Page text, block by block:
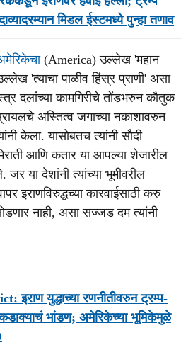
मिडल ईस्टमध्ये पुन्हा तणाव
(America) उल्लेख 'महान
'त्याचा पाळीव हिंस्र प्राणी' असा
दलांच्या कामगिरीचे तोंडभरुन कौतुक
अस्तित्व जगाच्या नकाशावरुन
केला. यासोबतच त्यांनी सौदी
आणि कतार या आपल्या शेजारील
या देशांनी त्यांच्या भूमीवरील
इराणविरुद्धच्या कारवाईसाठी करु
नाही, असा सज्जड दम त्यांनी
युद्धाच्या रणनीतीवरुन ट्रम्प-
कडाक्याचं भांडण; अमेरिकेच्या भूमिकेमुळे